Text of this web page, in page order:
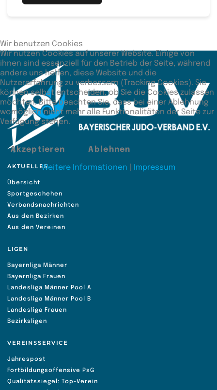
AKTUELLES
Übersicht
Sportgeschehen
Verbandsnachrichten
Aus den Bezirken
Aus den Vereinen
LIGEN
Bayernliga Männer
Bayernliga Frauen
Landesliga Männer Pool A
Landesliga Männer Pool B
Landesliga Frauen
Bezirksligen
VEREINSSERVICE
Jahrespost
Fortbildungsoffensive PsG
Qualitätssiegel: Top-Verein
Wir benutzen Cookies
Wir nutzen Cookies auf unserer Website. Einige von
ihnen sind essenziell für den Betrieb der Seite, während
andere uns helfen, diese Website und die
Nutzererfahrung zu verbessern (Tracking Cookies). Sie
können selbst entscheiden, ob Sie die Cookies zulassen
möchten. Bitte beachten Sie, dass bei einer Ablehnung
womöglich nicht mehr alle Funktionalitäten der Seite zur
Verfügung stehen.
Akzeptieren Ablehnen
Weitere Informationen Impressum